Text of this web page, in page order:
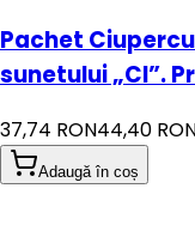
Pachet
sunetului „CI”.
37,74 RON44,40
Adaugă în coș